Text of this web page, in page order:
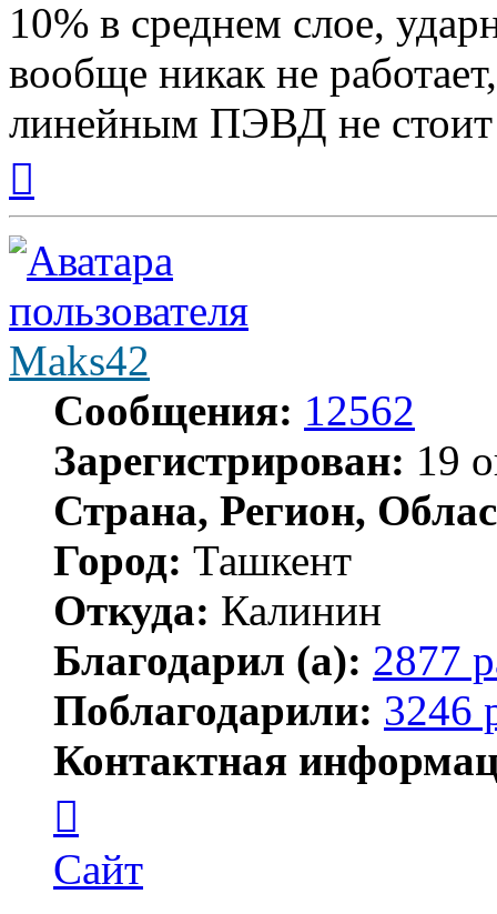
10% в среднем слое,
вообще никак не
линейным ПЭВД не стоит
началу
Maks42
Сообщения: 12562
Зарегистрирован: 19
Страна, Регион,
Город: Ташкент
Откуда: Калинин
Благодарил (а): 2877
Поблагодарили: 3246
Контактная
пользователя
Maks42
Сайт